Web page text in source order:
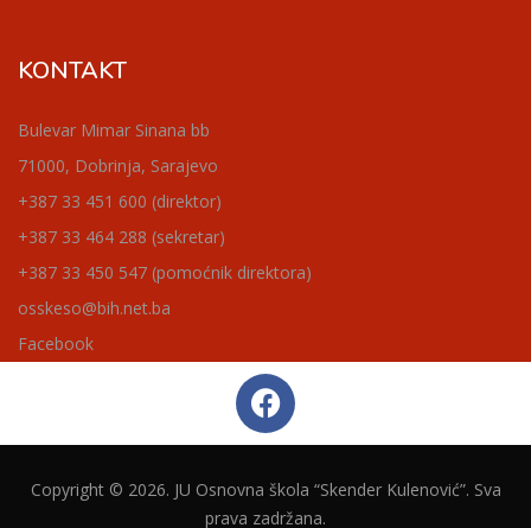
KONTAKT
Bulevar Mimar Sinana bb
71000, Dobrinja, Sarajevo
+387 33 451 600 (direktor)
+387 33 464 288 (sekretar)
+387 33 450 547 (pomoćnik direktora)
osskeso@bih.net.ba
Facebook
Copyright © 2026. JU Osnovna škola “Skender Kulenović”. Sva
prava zadržana.